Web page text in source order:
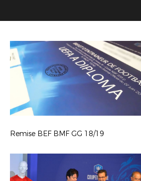
Remise BEF BMF GG 18/19